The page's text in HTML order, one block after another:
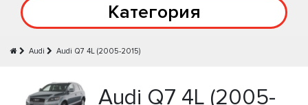
Категория
Audi Audi Q7 4L (2005-2015)
Audi Q7 4L (2005-